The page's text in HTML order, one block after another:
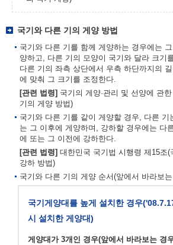
국기와 다른 기의 게양 방법
국기와 다른 기를 함께 게양하는 경우에는
양하고, 다른 기의 모양이 국기와 달라 크기
다른 기의 좌측 상단에서 우측 하단까지의
에 맞춰 그 크기를 조정한다.
[관련 법령] 국기의 게양·관리 및 선양에 관
기의 게양 방법)
국기와 다른 기를 같이 게양할 경우, 다른 기
는 그 이후에 게양하며, 강하할 경우에는 다
에 또는 그 이전에 강하한다.
[관련 법령] 대한민국 국기법 시행령 제15조
강하 방법)
국기와 다른 기의 게양 순서(앞에서 바라보
국기게양대를 높게 설치한 경우
시 설치한 게양대)
게양대가 3개인 경우(앞에서 바라보는 경